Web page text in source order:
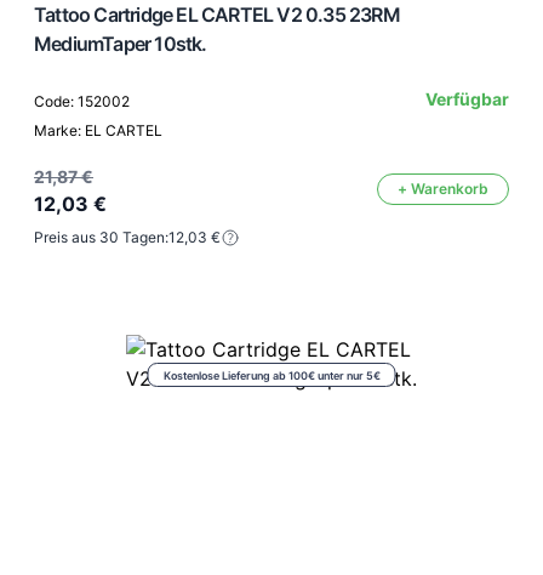
Tattoo Cartridge EL CARTEL V2 0.35 23RM
MediumTaper 10stk.
Code: 152002
Marke: EL CARTEL
Verfügbar
21,87 €
12,03 €
+ Warenkorb
Preis aus 30 Tagen:12,03 €
Kostenlose Lieferung ab 100€ unter nur 5€